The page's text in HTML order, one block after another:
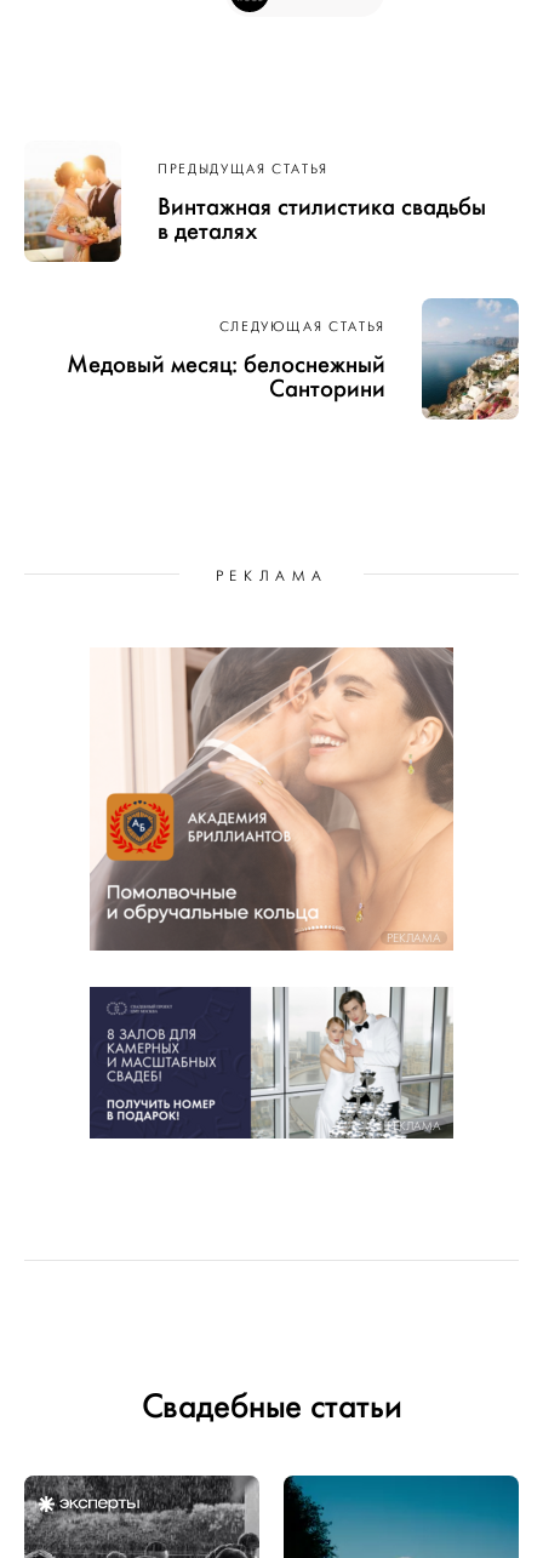
Навигация
по записям
ПРЕДЫДУЩАЯ СТАТЬЯ
Винтажная стилистика свадьбы
в деталях
СЛЕДУЮЩАЯ СТАТЬЯ
Медовый месяц: белоснежный
Санторини
РЕКЛАМА
РЕКЛАМА
РЕКЛАМА
Свадебные статьи